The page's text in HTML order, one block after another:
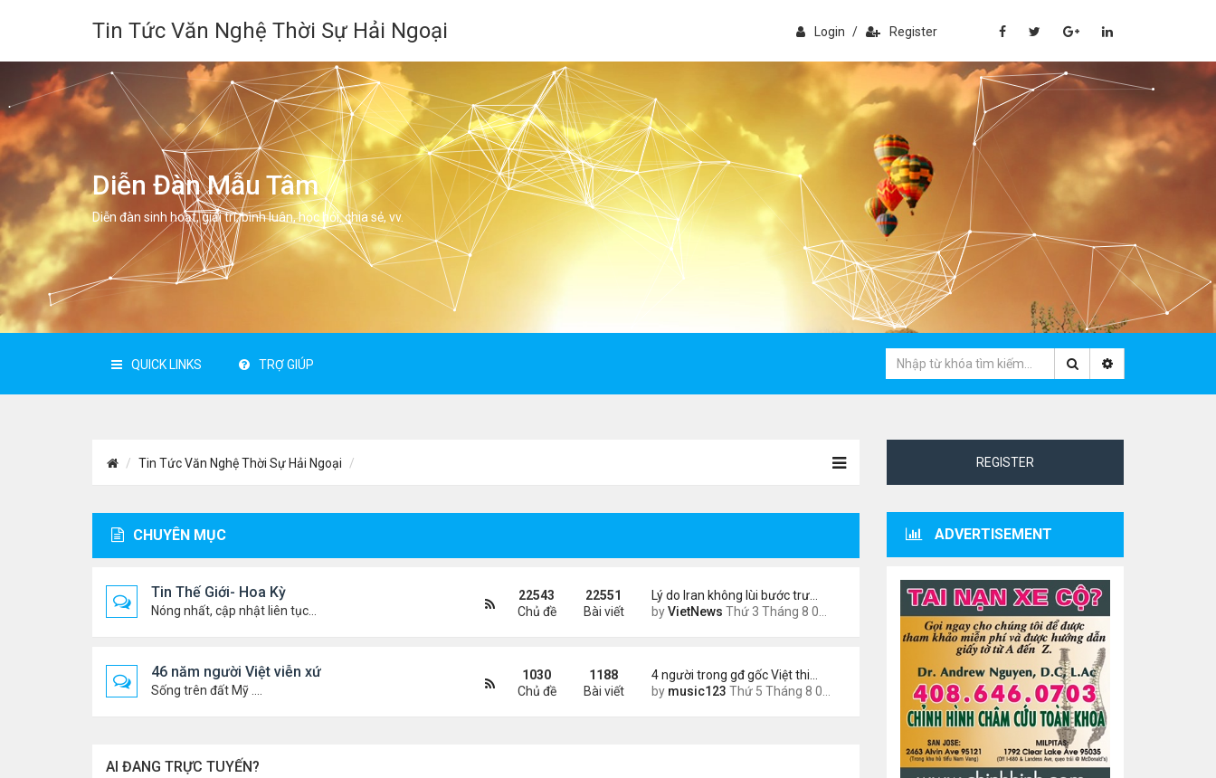
Tin Tức Văn Nghệ Thời Sự Hải Ngoại Login / Register
Diễn Đàn Mẫu Tâm
Diễn đàn sinh hoạt, giải trí, bình luân, học hỏi, chia sẻ, vv.
QUICK LINKS TRỢ GIÚP
Tin Tức Văn Nghệ Thời Sự Hải Ngoại
CHUYÊN MỤC
Tin Thế Giới- Hoa Kỳ
Nóng nhất, cập nhật liên tục...
Lý do Iran không lùi bước trư…
byVietNews Thứ 3 Tháng 8 04, 2026 4:32 pm
22543
Chủ đề
22551
Bài viết
46 năm người Việt viễn xứ
Sống trên đất Mỹ ....
4 người trong gđ gốc Việt thi…
by music123 Thứ 5 Tháng 8 06, 2026 4:06 pm
1030
Chủ đề
1188
Bài viết
AI ĐANG TRỰC TUYẾN?
REGISTER
ADVERTISEMENT